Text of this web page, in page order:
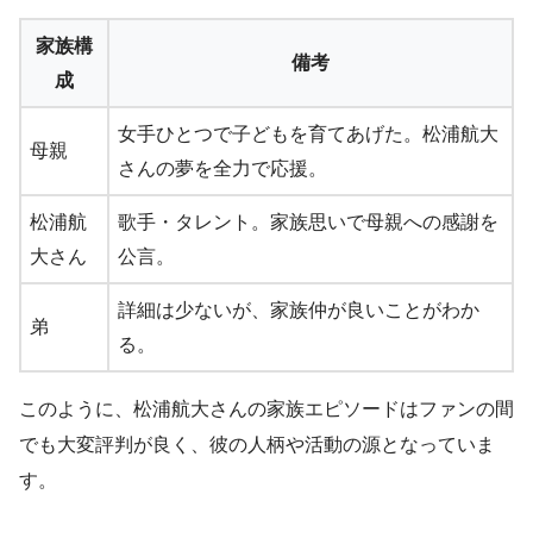
家族構
成
備考
母親
女手ひとつで子どもを育てあげた。松浦航大
さんの夢を全力で応援。
松浦航
大さん
歌手・タレント。家族思いで母親への感謝を
公言。
弟
詳細は少ないが、家族仲が良いことがわか
る。
このように、松浦航大さんの家族エピソードはファンの間
でも大変評判が良く、彼の人柄や活動の源となっていま
す。